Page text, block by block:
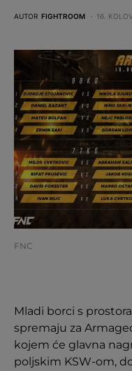
AUTOR FIGHTROOM 16.
FNC
Mladi borci s
spremaju za
kojem će glavna
poljskim KSW-om,